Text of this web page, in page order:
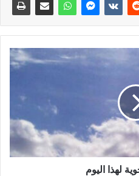
لهذا اليوم